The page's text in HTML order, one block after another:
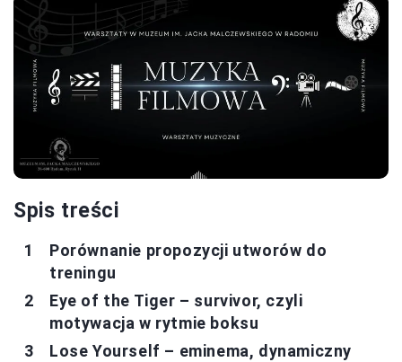
Spis treści
Porównanie propozycji utworów do
treningu
Eye of the Tiger – survivor, czyli
motywacja w rytmie boksu
Lose Yourself – eminema, dynamiczny